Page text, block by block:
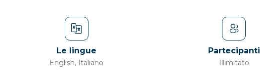
Le lingue
English, Italiano
Partecipanti
Illimitato